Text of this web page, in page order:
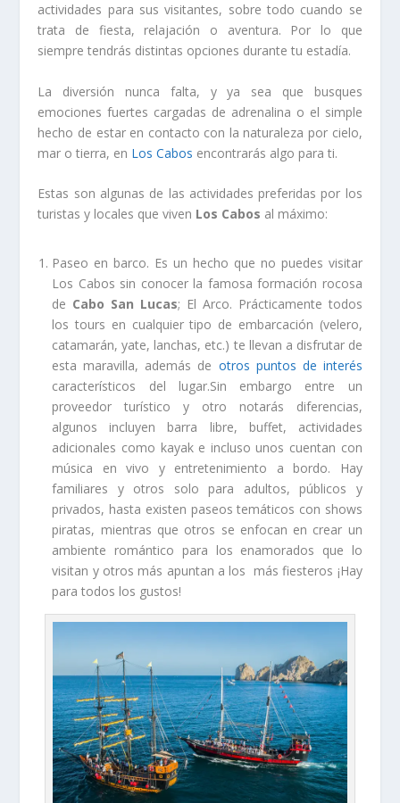
actividades para sus visitantes, sobre todo cuando se
trata de fiesta, relajación o aventura. Por lo que
siempre tendrás distintas opciones durante tu estadía.
La diversión nunca falta, y ya sea que busques
emociones fuertes cargadas de adrenalina o el simple
hecho de estar en contacto con la naturaleza por cielo,
mar o tierra, en Los Cabos encontrarás algo para ti.
Estas son algunas de las actividades preferidas por los
turistas y locales que viven Los Cabos al máximo:
Paseo en barco. Es un hecho que no puedes visitar
Los Cabos sin conocer la famosa formación rocosa
de Cabo San Lucas; El Arco. Prácticamente todos
los tours en cualquier tipo de embarcación (velero,
catamarán, yate, lanchas, etc.) te llevan a disfrutar de
esta maravilla, además de otros puntos de interés
característicos del lugar.Sin embargo entre un
proveedor turístico y otro notarás diferencias,
algunos incluyen barra libre, buffet, actividades
adicionales como kayak e incluso unos cuentan con
música en vivo y entretenimiento a bordo. Hay
familiares y otros solo para adultos, públicos y
privados, hasta existen paseos temáticos con shows
piratas, mientras que otros se enfocan en crear un
ambiente romántico para los enamorados que lo
visitan y otros más apuntan a los más fiesteros ¡Hay
para todos los gustos!